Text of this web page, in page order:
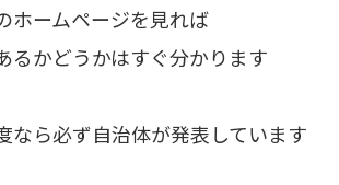
ホームページを見れば
るかどうかはすぐ分かります
なら必ず自治体が発表しています